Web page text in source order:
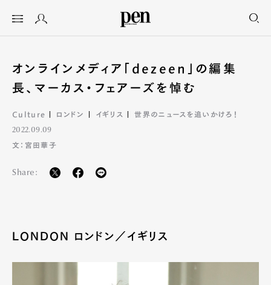
オンラインメディア「dezeen」の編集
長、マーカス・フェアーズを悼む
Culture ロンドン イギリス 世界のニュースを追いかけろ！
2022.09.09
文：宮田華子
Share:
LONDON ロンドン／イギリス